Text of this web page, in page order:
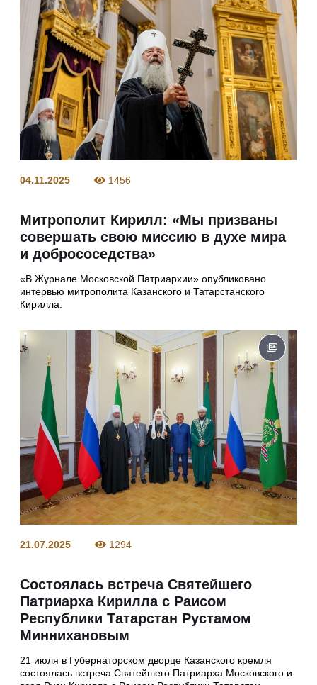
04.11.2025 1456
Митрополит Кирилл: «Мы призваны
совершать свою миссию в духе мира
и добрососедства»
«В Журнале Московской Патриархии» опубликовано
интервью митрополита Казанского и Татарстанского
Кирилла.
21.07.2025 1294
Состоялась встреча Святейшего
Патриарха Кирилла с Раисом
Республики Татарстан Рустамом
Миннихановым
21 июля в Губернаторском дворце Казанского кремля
состоялась встреча Святейшего Патриарха Московского и